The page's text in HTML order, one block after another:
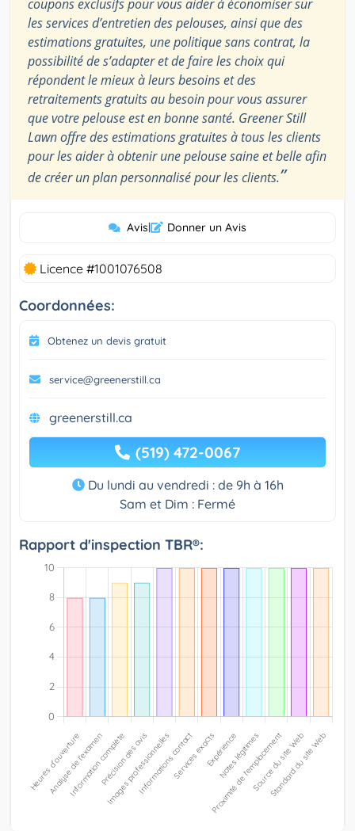
coupons exclusifs pour vous aider à économiser sur
les services d’entretien des pelouses, ainsi que des
estimations gratuites, une politique sans contrat, la
possibilité de s’adapter et de faire les choix qui
répondent le mieux à leurs besoins et des
retraitements gratuits au besoin pour vous assurer
que votre pelouse est en bonne santé. Greener Still
Lawn offre des estimations gratuites à tous les clients
pour les aider à obtenir une pelouse saine et belle afin
de créer un plan personnalisé pour les clients.”
Avis| Donner un Avis
Licence #1001076508
Coordonnées:
Obtenez un devis gratuit
service@greenerstill.ca
greenerstill.ca
(519) 472-0067
Du lundi au vendredi : de 9h à 16h
Sam et Dim : Fermé
Rapport d'inspection TBR®: